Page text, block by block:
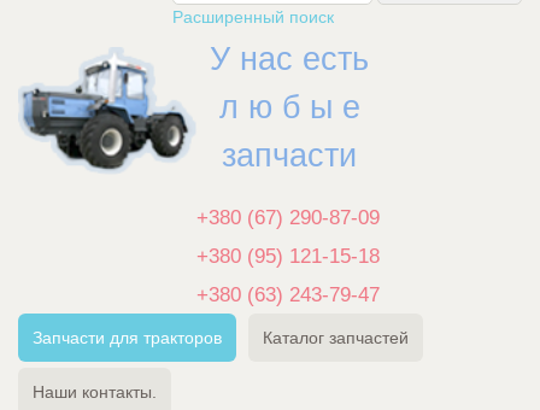
Расширенный поиск
У нас есть
л ю б ы е
запчасти
+380 (67) 290-87-09
+380 (95) 121-15-18
+380 (63) 243-79-47
Запчасти для тракторов Каталог запчастей
Наши контакты.